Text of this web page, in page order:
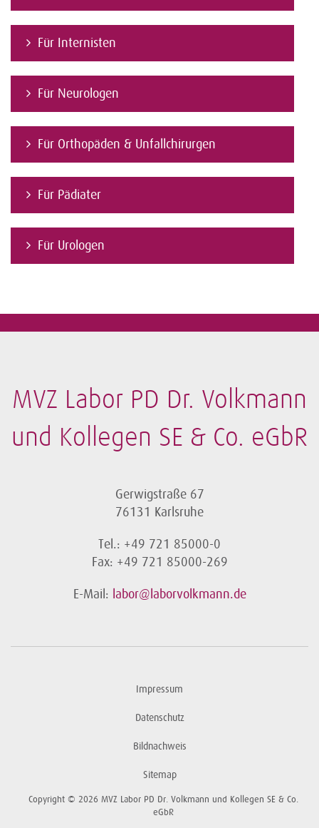
Für Internisten
Für Neurologen
Für Orthopäden & Unfallchirurgen
Für Pädiater
Für Urologen
MVZ Labor PD Dr. Volkmann
und Kollegen SE & Co. eGbR
Gerwigstraße 67
76131 Karlsruhe
Tel.: +49 721 85000-0
Fax: +49 721 85000-269
E-Mail: labor@laborvolkmann.de
Impressum
Datenschutz
Bildnachweis
Sitemap
Copyright © 2026 MVZ Labor PD Dr. Volkmann und Kollegen SE & Co.
eGbR